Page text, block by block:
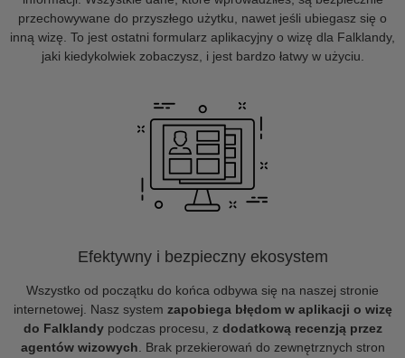
przechowywane do przyszłego użytku, nawet jeśli ubiegasz się o
inną wizę. To jest ostatni formularz aplikacyjny o wizę dla Falklandy,
jaki kiedykolwiek zobaczysz, i jest bardzo łatwy w użyciu.
Efektywny i bezpieczny ekosystem
Wszystko od początku do końca odbywa się na naszej stronie
internetowej. Nasz system zapobiega błędom w aplikacji o wizę
do Falklandypodczas procesu, z dodatkową recenzją przez
agentów wizowych . Brak przekierowań do zewnętrznych stron